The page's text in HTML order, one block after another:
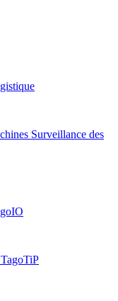
Surveillance des
TagoTiP